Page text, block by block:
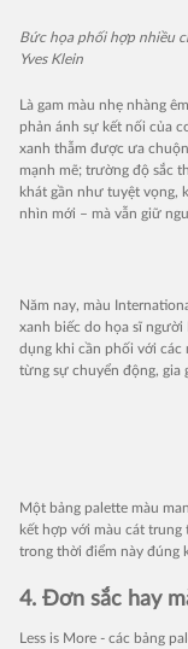
Bức họa phối hợp nhiều
Yves Klein
Là gam màu nhẹ nhàng
phản ánh sự kết nối của
xanh thẫm được ưa
mạnh mẽ; trường độ sắc
khát gần như tuyệt vọng,
nhìn mới – mà vẫn giữ
Năm nay, màu
xanh biếc do họa sĩ
dụng khi cần phối với
từng sự chuyển động, gia
Một bảng palette màu
kết hợp với màu cát
trong thời điểm này đúng
4. Đơn sắc hay
Less is More - các bảng